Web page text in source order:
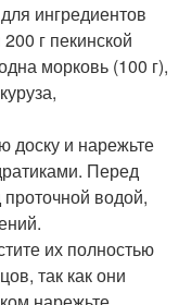
ингредиентов
г пекинской
морковь (100 г),
доску и нарежьте
Перед
водой,
их полностью
так как они